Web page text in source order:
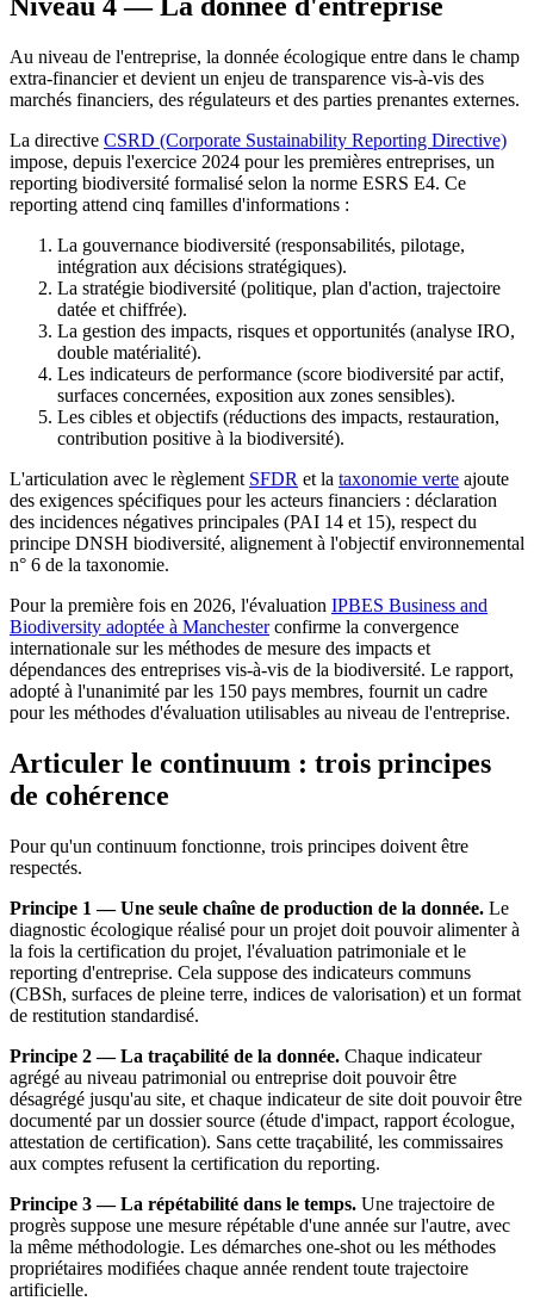
Au niveau de l'entreprise, la donnée écologique entre dans le champ
extra-financier et devient un enjeu de transparence vis-à-vis des
marchés financiers, des régulateurs et des parties prenantes externes.
La directive CSRD (Corporate Sustainability Reporting Directive)
impose, depuis l'exercice 2024 pour les premières entreprises, un
reporting biodiversité formalisé selon la norme ESRS E4. Ce
reporting attend cinq familles d'informations :
La gouvernance biodiversité (responsabilités, pilotage,
intégration aux décisions stratégiques).
La stratégie biodiversité (politique, plan d'action, trajectoire
datée et chiffrée).
La gestion des impacts, risques et opportunités (analyse IRO,
double matérialité).
Les indicateurs de performance (score biodiversité par actif,
surfaces concernées, exposition aux zones sensibles).
Les cibles et objectifs (réductions des impacts, restauration,
contribution positive à la biodiversité).
L'articulation avec le règlement SFDR et la taxonomie verte ajoute
des exigences spécifiques pour les acteurs financiers : déclaration
des incidences négatives principales (PAI 14 et 15), respect du
principe DNSH biodiversité, alignement à l'objectif environnemental
n° 6 de la taxonomie.
Pour la première fois en 2026, l'évaluation IPBES Business and
Biodiversity adoptée à Manchesterconfirme la convergence
internationale sur les méthodes de mesure des impacts et
dépendances des entreprises vis-à-vis de la biodiversité. Le rapport,
adopté à l'unanimité par les 150 pays membres, fournit un cadre
pour les méthodes d'évaluation utilisables au niveau de l'entreprise.
Articuler le continuum : trois principes
de cohérence
Pour qu'un continuum fonctionne, trois principes doivent être
respectés.
Principe 1 — Une seule chaîne de production de la donnée. Le
diagnostic écologique réalisé pour un projet doit pouvoir alimenter à
la fois la certification du projet, l'évaluation patrimoniale et le
reporting d'entreprise. Cela suppose des indicateurs communs
(CBSh, surfaces de pleine terre, indices de valorisation) et un format
de restitution standardisé.
Principe 2 — La traçabilité de la donnée. Chaque indicateur
agrégé au niveau patrimonial ou entreprise doit pouvoir être
désagrégé jusqu'au site, et chaque indicateur de site doit pouvoir être
documenté par un dossier source (étude d'impact, rapport écologue,
attestation de certification). Sans cette traçabilité, les commissaires
aux comptes refusent la certification du reporting.
Principe 3 — La répétabilité dans le temps. Une trajectoire de
progrès suppose une mesure répétable d'une année sur l'autre, avec
la même méthodologie. Les démarches one-shot ou les méthodes
propriétaires modifiées chaque année rendent toute trajectoire
artificielle.